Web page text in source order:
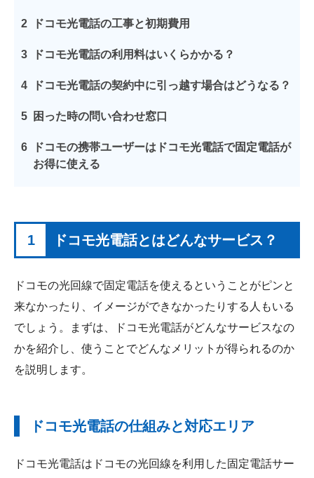
2 ドコモ光電話の工事と初期費用
3 ドコモ光電話の利用料はいくらかかる？
4 ドコモ光電話の契約中に引っ越す場合はどうなる？
5 困った時の問い合わせ窓口
6
ドコモの携帯ユーザーはドコモ光電話で固定電話が
お得に使える
1 ドコモ光電話とはどんなサービス？
ドコモの光回線で固定電話を使えるということがピンと
来なかったり、イメージができなかったりする人もいる
でしょう。まずは、ドコモ光電話がどんなサービスなの
かを紹介し、使うことでどんなメリットが得られるのか
を説明します。
ドコモ光電話の仕組みと対応エリア
ドコモ光電話はドコモの光回線を利用した固定電話サー